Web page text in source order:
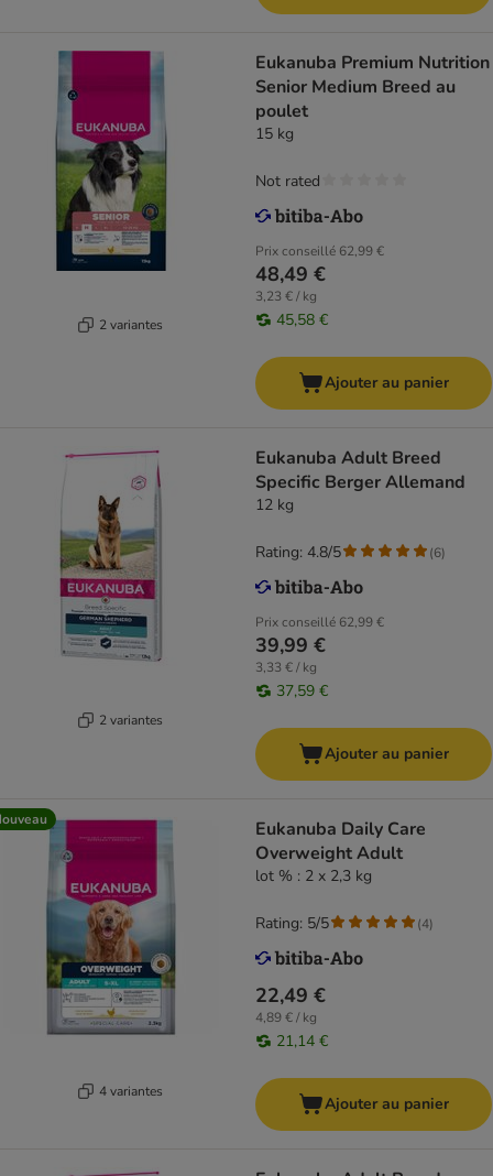
2 variantes
Eukanuba Premium Nutrition
Senior Medium Breed au
poulet
15 kg
Prix conseillé 62,99 €
48,49 €
3,23 € / kg
45,58 €
Not rated
Ajouter au panier
2 variantes
Eukanuba Adult Breed
Specific Berger Allemand
12 kg
Prix conseillé 62,99 €
39,99 €
3,33 € / kg
37,59 €
Rating: 4.8/5 (6)
Ajouter au panier
4 variantes
Eukanuba Daily Care
Overweight Adult
lot % : 2 x 2,3 kg
22,49 €
4,89 € / kg
21,14 €
Rating: 5/5 (4)
Ajouter au panier